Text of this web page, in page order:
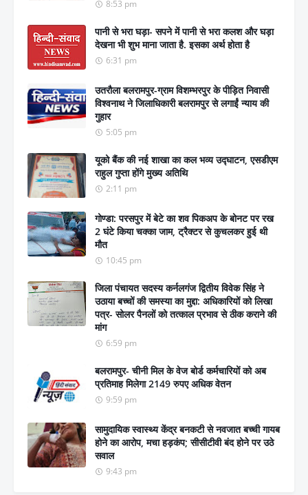
8:53 pm
पानी से भरा घड़ा- सपने में पानी से भरा कलश और घड़ा
देखना भी शुभ माना जाता है. इसका अर्थ होता है
6:31 pm
उतरौला बलरामपुर-ग्राम विशम्भरपुर के पीड़ित निवासी
विश्वनाथ ने जिलाधिकारी बलरामपुर से लगाईं न्याय की
गुहार
5:05 pm
यूको बैंक की नई शाखा का कल भव्य उद्घाटन, एसडीएम
राहुल गुप्ता होंगे मुख्य अतिथि
2:11 pm
गोण्डा: परसपुर में बेटे का शव पिकअप के बोनट पर रख
2 घंटे किया चक्का जाम, ट्रैक्टर से कुचलकर हुई थी
मौत
10:45 pm
जिला पंचायत सदस्य कर्नलगंज द्वितीय विवेक सिंह ने
उठाया बच्चों की समस्या का मुद्दा: अधिकारियों को लिखा
पत्र- सोलर पैनलों को तत्काल प्रभाव से ठीक कराने की
मांग
6:59 pm
बलरामपुर- चीनी मिल के वेज बोर्ड कर्मचारियों को अब
प्रतिमाह मिलेगा 2149 रुपए अधिक वेतन
9:59 pm
सामुदायिक स्वास्थ्य केंद्र बनकटी से नवजात बच्ची गायब
होने का आरोप, मचा हड़कंप; सीसीटीवी बंद होने पर उठे
सवाल
9:43 pm